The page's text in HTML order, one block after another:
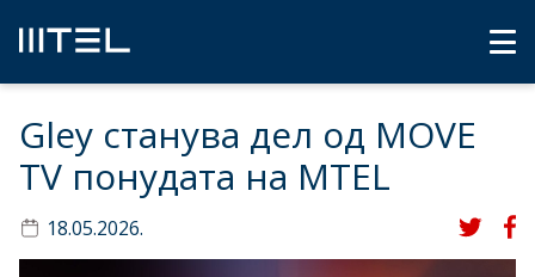
Gley станува дел од MOVE
TV понудата на MTEL
18.05.2026.